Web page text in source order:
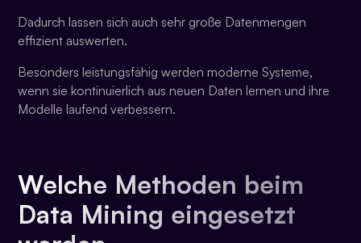
Dadurch lassen sich auch sehr große Datenmengen
effizient auswerten.
Besonders leistungsfähig werden moderne Systeme,
wenn sie kontinuierlich aus neuen Daten lernen und ihre
Modelle laufend verbessern.
Welche Methoden beim
Data Mining eingesetzt